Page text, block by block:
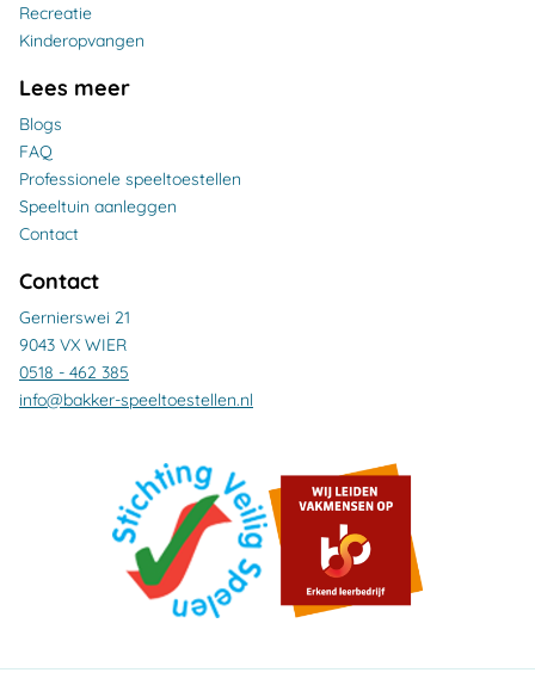
Recreatie
Kinderopvangen
Lees meer
Blogs
FAQ
Professionele speeltoestellen
Speeltuin aanleggen
Contact
Contact
Gernierswei 21
9043 VX WIER
0518 - 462 385
info@bakker-speeltoestellen.nl